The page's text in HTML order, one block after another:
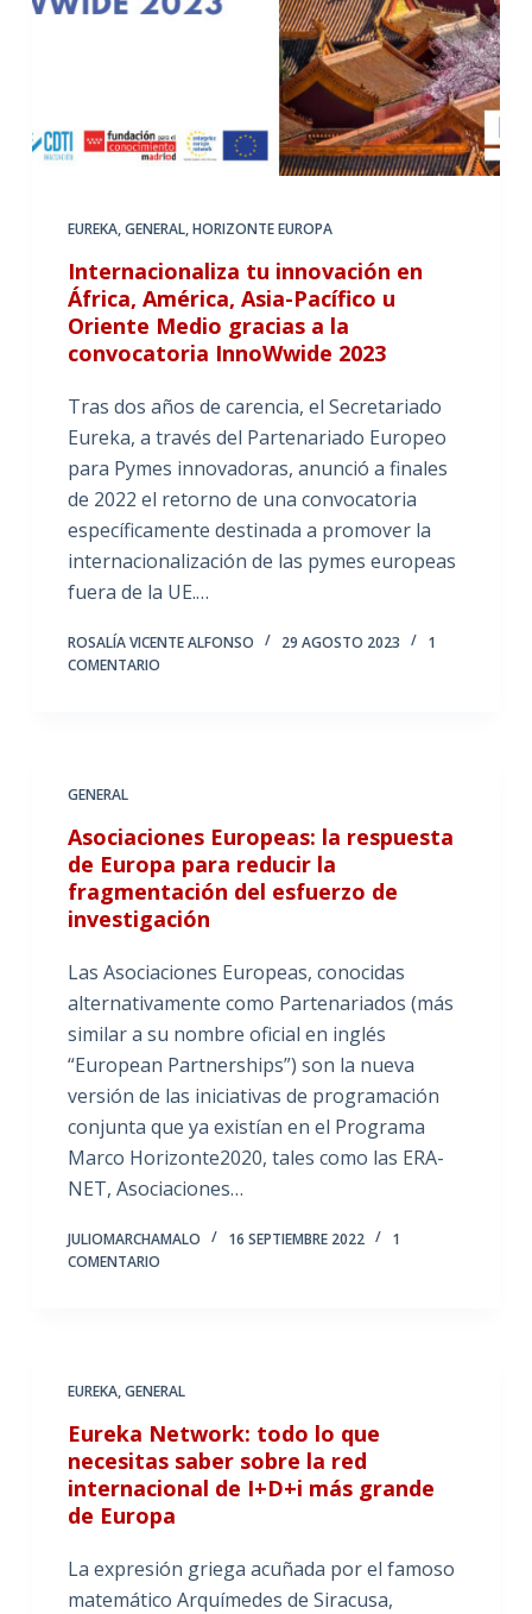
EUREKA,GENERAL,HORIZONTE EUROPA
Internacionaliza tu innovación en
África, América, Asia-Pacífico u
Oriente Medio gracias a la
convocatoria InnoWwide 2023
Tras dos años de carencia, el Secretariado
Eureka, a través del Partenariado Europeo
para Pymes innovadoras, anunció a finales
de 2022 el retorno de una convocatoria
específicamente destinada a promover la
internacionalización de las pymes europeas
fuera de la UE.…
ROSALÍA VICENTE ALFONSO 29 AGOSTO 2023
1
COMENTARIO
GENERAL
Asociaciones Europeas: la respuesta
de Europa para reducir la
fragmentación del esfuerzo de
investigación
Las Asociaciones Europeas, conocidas
alternativamente como Partenariados (más
similar a su nombre oficial en inglés
“European Partnerships”) son la nueva
versión de las iniciativas de programación
conjunta que ya existían en el Programa
Marco Horizonte2020, tales como las ERA-
NET, Asociaciones…
JULIOMARCHAMALO 16 SEPTIEMBRE 2022
1
COMENTARIO
EUREKA,GENERAL
Eureka Network: todo lo que
necesitas saber sobre la red
internacional de I+D+i más grande
de Europa
La expresión griega acuñada por el famoso
matemático Arquímedes de Siracusa,